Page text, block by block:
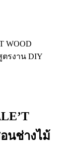
WOOD
รงาน DIY
นช่างไม้